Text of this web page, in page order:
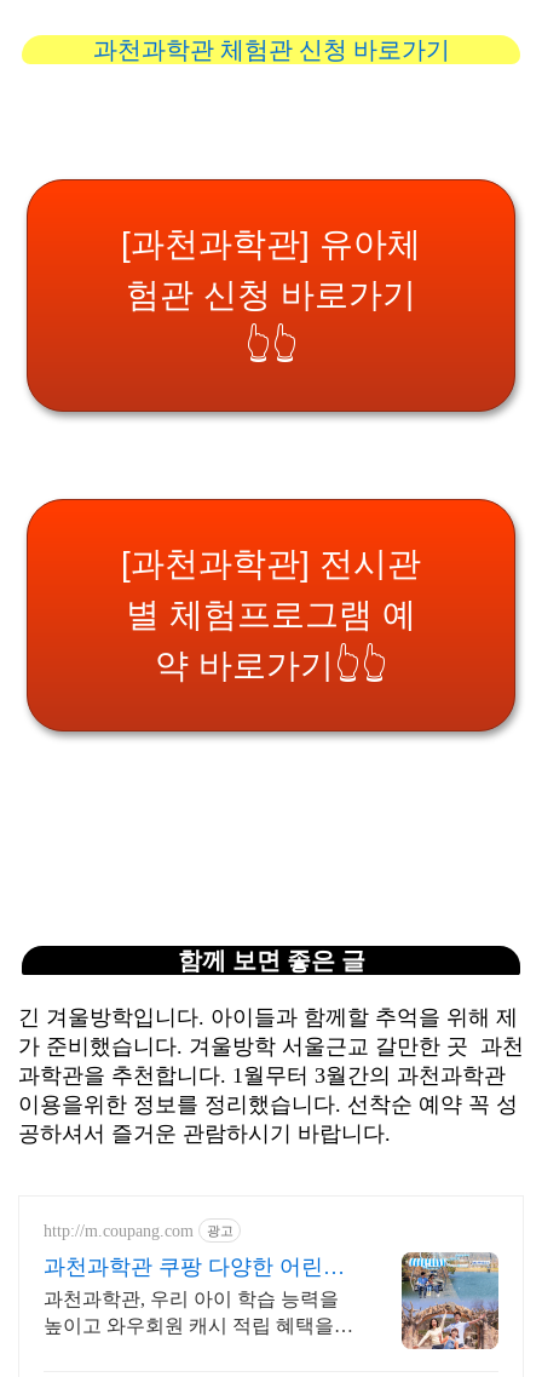
과천과학관 체험관 신청 바로가기
[과천과학관] 유아체
험관 신청 바로가기
👆👆
[과천과학관] 전시관
별 체험프로그램 예
약 바로가기👆👆
함께 보면 좋은 글
긴 겨울방학입니다. 아이들과 함께할 추억을 위해 제
가 준비했습니다. 겨울방학 서울근교 갈만한 곳 과천
과학관을 추천합니다. 1월무터 3월간의 과천과학관
이용을위한 정보를 정리했습니다. 선착순 예약 꼭 성
공하셔서 즐거운 관람하시기 바랍니다.
http://m.coupang.com 광고
과천과학관 쿠팡 다양한 어린이
도서 한눈에
과천과학관, 우리 아이 학습 능력을
높이고 와우회원 캐시 적립 혜택을